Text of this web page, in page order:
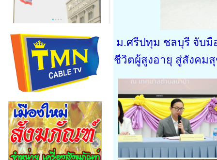
ม.ศรีปทุม ชลบุรี จับ
ชีวิตผู้สูงอายุ สู่สังคม